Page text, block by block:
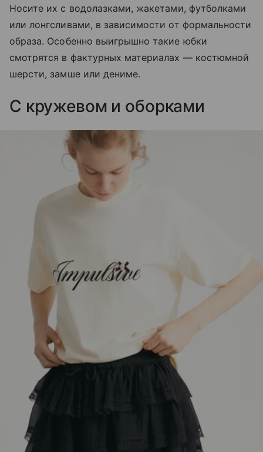
Носите их с водолазками, жакетами, футболками
или лонгсливами, в зависимости от формальности
образа. Особенно выигрышно такие юбки
смотрятся в фактурных материалах — костюмной
шерсти, замше или дениме.
С кружевом и оборками